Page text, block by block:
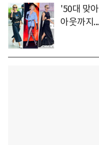
'50대 맞
아웃까지